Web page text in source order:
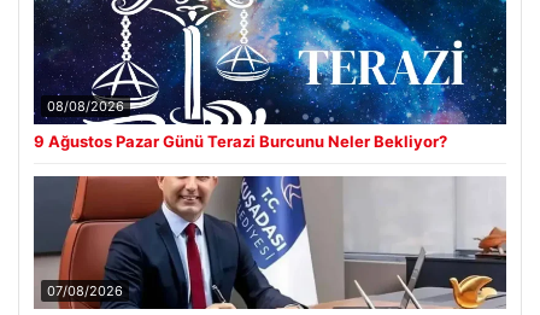
08/08/2026
9 Ağustos Pazar Günü Terazi Burcunu Neler Bekliyor?
07/08/2026